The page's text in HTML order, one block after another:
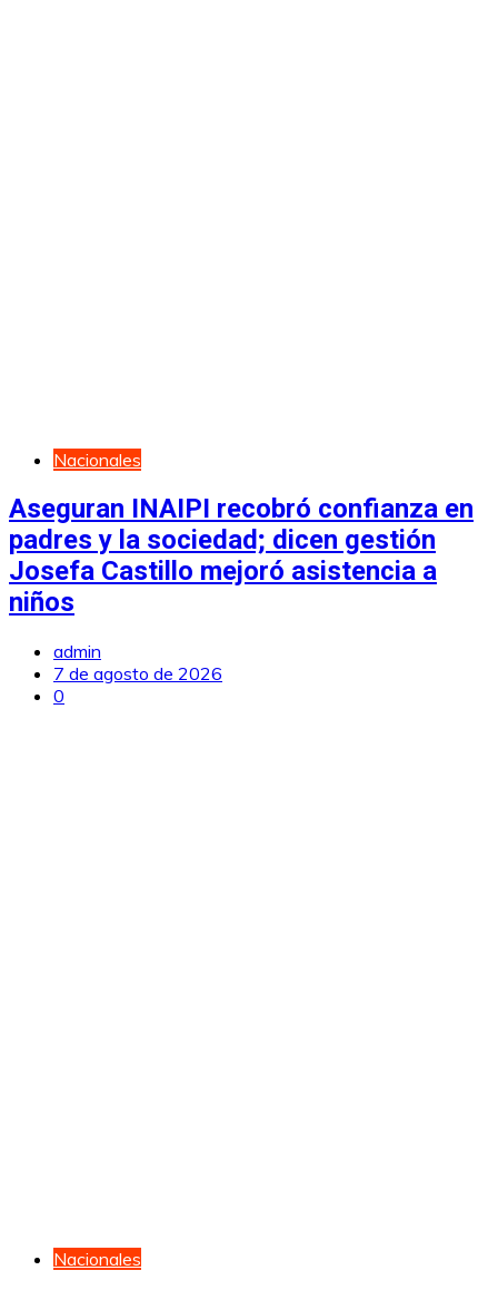
Nacionales
Aseguran INAIPI recobró confianza en
padres y la sociedad; dicen gestión
Josefa Castillo mejoró asistencia a
niños
admin
7 de agosto de 2026
0
Nacionales